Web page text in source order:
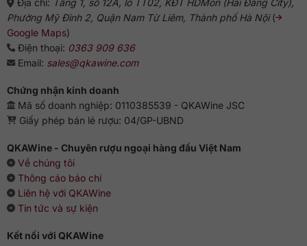
Phường Mỹ Đình 2, Quận Nam Từ Liêm, Thành phố Hà Nội(
Google Maps)
Điện thoại: 0363 909 636
Email: sales@qkawine.com
Chứng nhận kinh doanh
Mã số doanh nghiệp: 0110385539 - QKAWine JSC
Giấy phép bán lẻ rượu: 04/GP-UBND
QKAWine - Chuyên rượu ngoại hàng đầu Việt Nam
Về chúng tôi
Thông cáo báo chí
Liên hệ với QKAWine
Tin tức và sự kiện
Kết nối với QKAWine